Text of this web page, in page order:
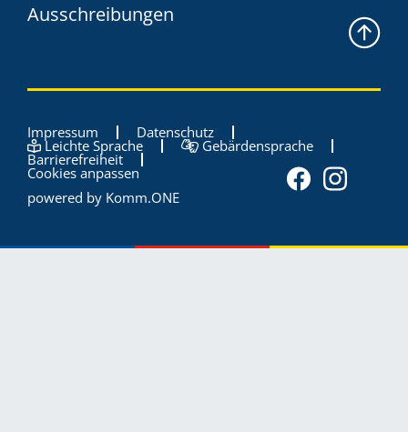
Ausschreibungen
Impressum Datenschutz
Leichte Sprache Gebärdensprache
Barrierefreiheit
Cookies anpassen
powered by Komm.ONE